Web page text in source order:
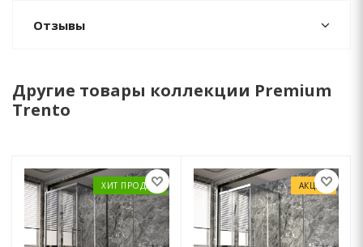
Отзывы
Другие товары коллекции Premium
Trento
ХИТ ПРОДАЖ АКЦИЯ